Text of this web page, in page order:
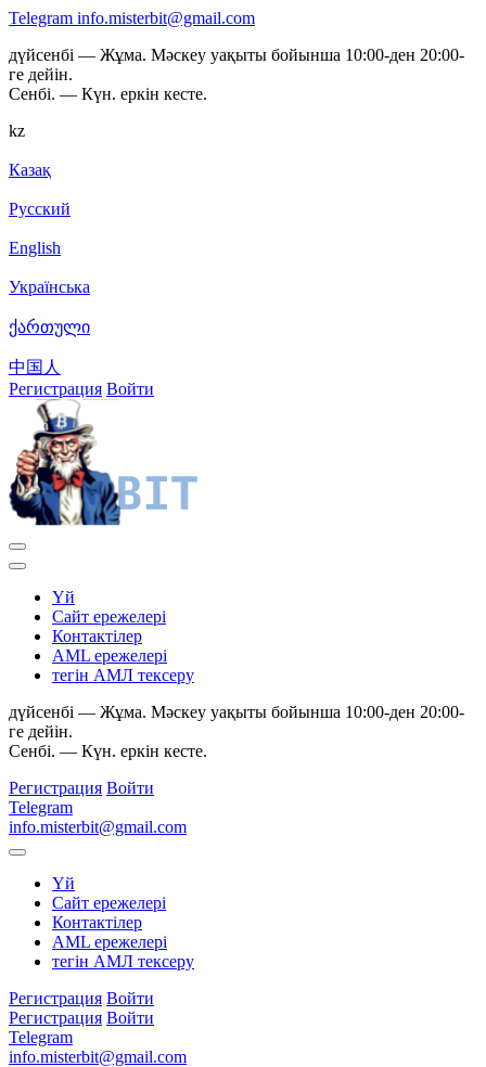
Telegram info.misterbit@gmail.com
дүйсенбі — Жұма. Мәскеу уақыты бойынша 10:00-ден 20:00-
ге дейін.
Сенбі. — Күн. еркін кесте.
kz
Казақ
Русский
English
Українська
ქართული
中国人
Регистрация Войти
Yй
Сайт ережелері
Контактілер
AML ережелері
тегін АМЛ тексеру
дүйсенбі — Жұма. Мәскеу уақыты бойынша 10:00-ден 20:00-
ге дейін.
Сенбі. — Күн. еркін кесте.
Регистрация Войти
Telegram
info.misterbit@gmail.com
Yй
Сайт ережелері
Контактілер
AML ережелері
тегін АМЛ тексеру
Регистрация Войти
Регистрация Войти
Telegram
info.misterbit@gmail.com